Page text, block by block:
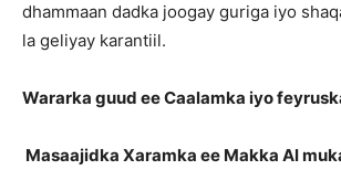
dhammaan dadka joogay guriga iyo
la geliyay karantiil.
Wararka guud ee Caalamka iyo
Masaajidka Xaramka ee Makka Al